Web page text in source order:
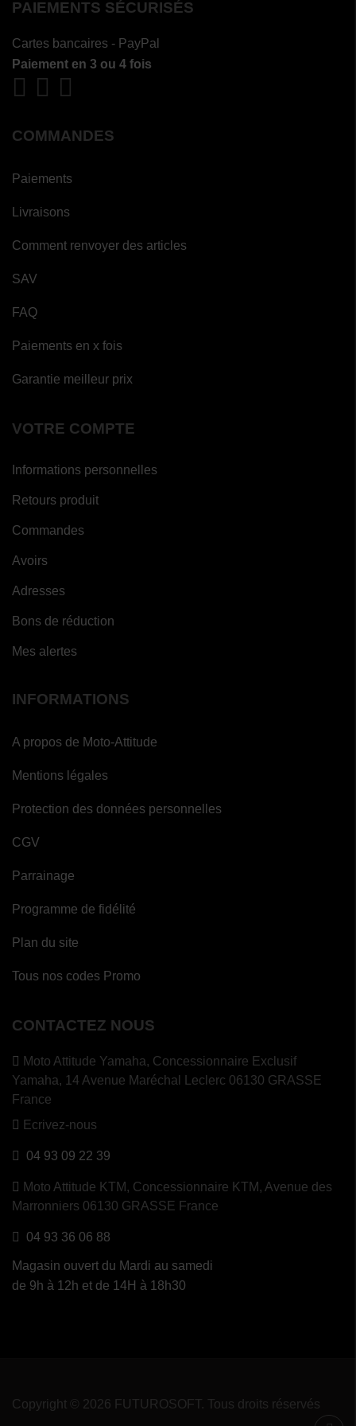
PAIEMENTS SÉCURISÉS
Cartes bancaires - PayPal
Paiement en 3 ou 4 fois
COMMANDES
Paiements
Livraisons
Comment renvoyer des articles
SAV
FAQ
Paiements en x fois
Garantie meilleur prix
VOTRE COMPTE
Informations personnelles
Retours produit
Commandes
Avoirs
Adresses
Bons de réduction
Mes alertes
INFORMATIONS
A propos de Moto-Attitude
Mentions légales
Protection des données personnelles
CGV
Parrainage
Programme de fidélité
Plan du site
Tous nos codes Promo
CONTACTEZ NOUS
Moto Attitude Yamaha, Concessionnaire Exclusif
Yamaha, 14 Avenue Maréchal Leclerc 06130 GRASSE
France
Ecrivez-nous
04 93 09 22 39
Moto Attitude KTM, Concessionnaire KTM, Avenue des
Marronniers 06130 GRASSE France
04 93 36 06 88
Magasin ouvert du Mardi au samedi
de 9h à 12h et de 14H à 18h30
Copyright © 2026 FUTUROSOFT. Tous droits réservés